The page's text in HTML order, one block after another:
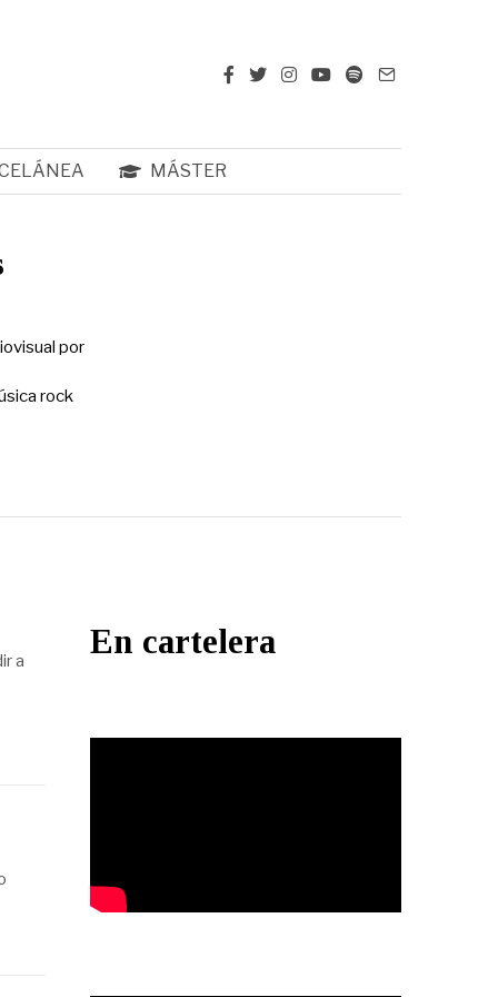
MÁSTER
por
rock
a
En cartelera